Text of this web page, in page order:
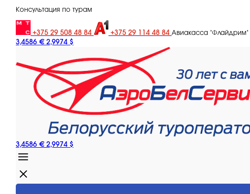
Консультация по турам
+375 29 508 48 84 +375 29 114 48 84 Авиакасса "Флайдрим"
3,4586 € 2,9974 $
3,4586 € 2,9974 $